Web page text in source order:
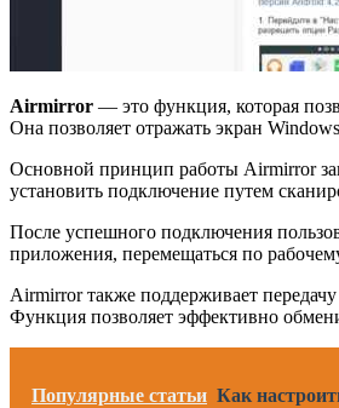
Airmirror — это функция, которая
Она позволяет отражать экран
Основной принцип работы Airmirror
установить подключение путем
После успешного подключения
приложения, перемещаться по
Airmirror также поддерживает
Функция позволяет эффективно
Популярные статьи Как